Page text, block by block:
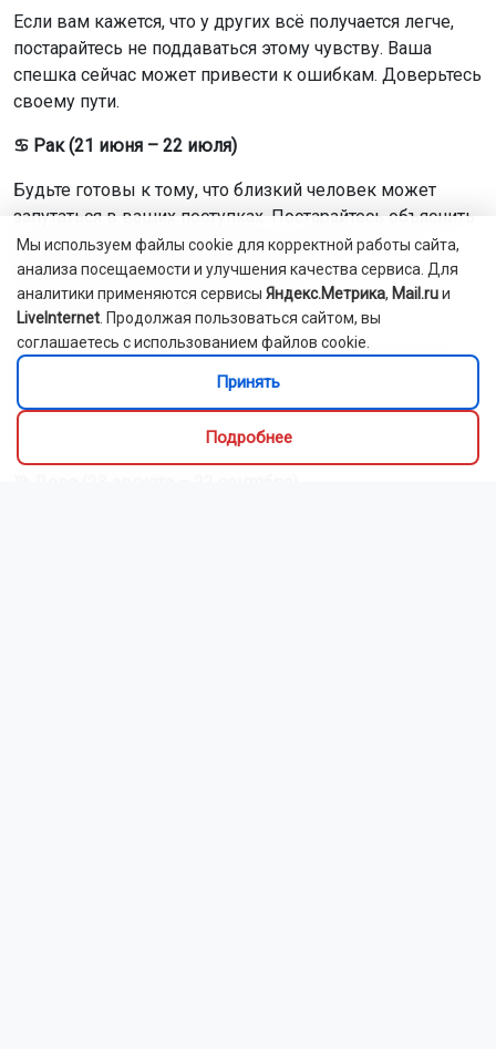
Если вам кажется, что у других всё получается легче,
постарайтесь не поддаваться этому чувству. Ваша
спешка сейчас может привести к ошибкам. Доверьтесь
своему пути.
♋ Рак (21 июня – 22 июля)
Будьте готовы к тому, что близкий человек может
запутаться в ваших поступках. Постарайтесь объяснить
свои мотивы максимально просто и ясно — это
поможет избежать недопонимания.
♌ Лев (23 июля – 22 августа)
Вам может показаться, что вы соглашаетесь на роль,
которая вам раньше была не свойственна. Не бойтесь
этого — вполне вероятно, что через несколько дней вы
удивитесь своей прежней осторожности.
Мы используем файлы cookie для корректной работы сайта,
анализа посещаемости и улучшения качества сервиса. Для
аналитики применяются сервисы Яндекс.Метрика, Mail.ruи
LiveInternet . Продолжая пользоваться сайтом, вы
соглашаетесь с использованием файлов cookie.
Принять
Подробнее